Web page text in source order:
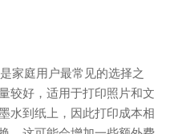
家庭用户最常见的选择之
较好，适用于打印照片和文
水到纸上，因此打印成本相